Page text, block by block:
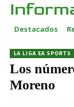
Destacados
LA LIGA EA SPORTS
Los
Moreno